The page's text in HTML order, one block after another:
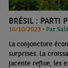
BRÉSIL : PARTI
16/10/2023 • Par
La conjoncture
surprises. La
jacente reflue, les